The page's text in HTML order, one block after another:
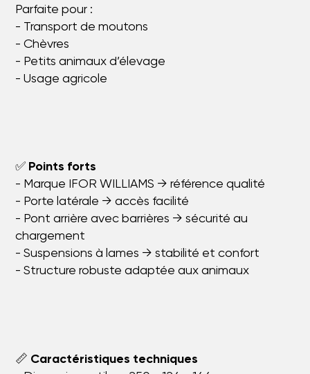
Parfaite pour :
- Transport de moutons
- Chèvres
- Petits animaux d’élevage
- Usage agricole
✅ Points forts
- Marque IFOR WILLIAMS → référence qualité
- Porte latérale → accès facilité
- Pont arrière avec barrières → sécurité au
chargement
- Suspensions à lames → stabilité et confort
- Structure robuste adaptée aux animaux
📏 Caractéristiques techniques